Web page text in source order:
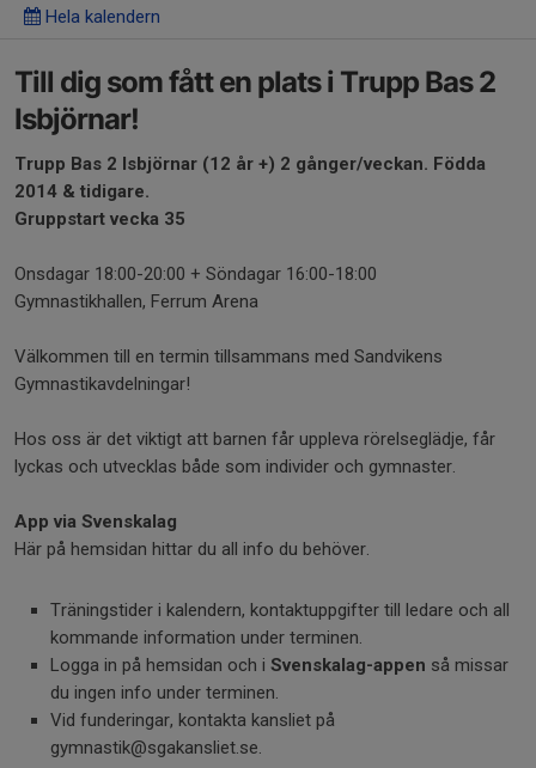
Hela kalendern
Till dig som fått en plats i Trupp Bas 2
Isbjörnar!
Trupp Bas 2 Isbjörnar (12 år +) 2 gånger/veckan. Födda
2014 & tidigare.
Gruppstart vecka 35
Onsdagar 18:00-20:00 + Söndagar 16:00-18:00
Gymnastikhallen, Ferrum Arena
Välkommen till en termin tillsammans med Sandvikens
Gymnastikavdelningar!
Hos oss är det viktigt att barnen får uppleva rörelseglädje, får
lyckas och utvecklas både som individer och gymnaster.
App via Svenskalag
Här på hemsidan hittar du all info du behöver.
Träningstider i kalendern, kontaktuppgifter till ledare och all
kommande information under terminen.
Logga in på hemsidan och i Svenskalag-appen så missar
du ingen info under terminen.
Vid funderingar, kontakta kansliet på
gymnastik@sgakansliet.se.